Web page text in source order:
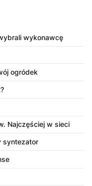
wykonawcę
ogródek
Najczęściej w sieci
syntezator